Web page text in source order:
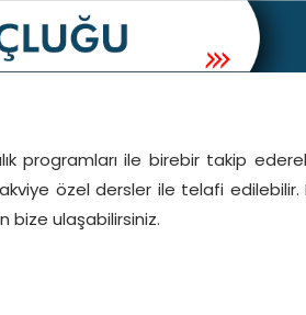
programları ile birebir takip
özel dersler ile telafi edilebilir.
bize ulaşabilirsiniz.